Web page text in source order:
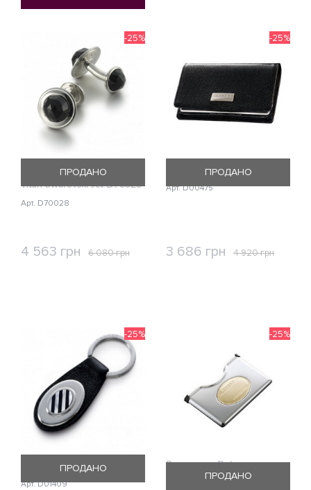
Запонки Dalvey Signature
Titan Swarovski Jet D70028
Арт. D70028
-25%
ПРОДАНО
4 563 грн 6 080 грн
Визитница Dalvey D00475
Арт. D00475
-25%
ПРОДАНО
3 686 грн 4 920 грн
Брелок Dalvey D01409
Арт. D01409
-25%
ПРОДАНО
Визитница Dalvey стальная
для своих визиток ST
-25%
ПРОДАНО